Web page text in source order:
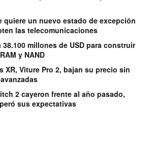
quiere un nuevo estado de excepción
las telecomunicaciones
millones de USD para construir
y NAND
XR, Viture Pro 2, bajan su precio sin
2 cayeron frente al año pasado,
sus expectativas